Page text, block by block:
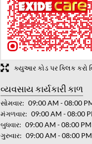
ક્યુઆર કોડ પર ક્લિક કરો
વ્યવસાય કાર્યકારી કાળ
સોમવાર
09:00 AM - 08:00
મંગળવાર
09:00 AM - 08:00
બુધવાર
09:00 AM - 08:00 PM
ગુરુવાર
09:00 AM - 08:00 PM